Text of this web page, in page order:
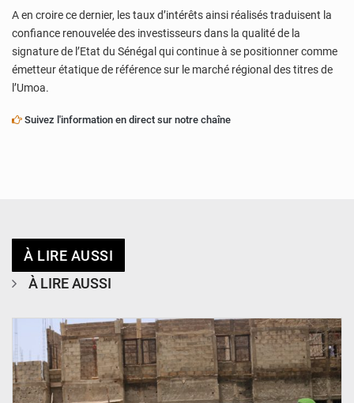
A en croire ce dernier, les taux d’intérêts ainsi réalisés traduisent la
confiance renouvelée des investisseurs dans la qualité de la
signature de l’Etat du Sénégal qui continue à se positionner comme
émetteur étatique de référence sur le marché régional des titres de
l’Umoa.
Suivez l'information en direct sur notre chaîne
À LIRE AUSSI
À LIRE AUSSI